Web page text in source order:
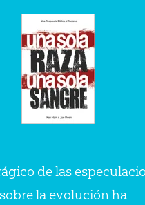
de las
la evolución ha